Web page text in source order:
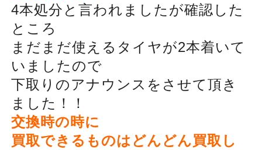
4本処分と言われましたが確認した
ところ
まだまだ使えるタイヤが2本着いて
いましたので
下取りのアナウンスをさせて頂き
ました！！
交換時の時に
買取できるものはどんどん買取し